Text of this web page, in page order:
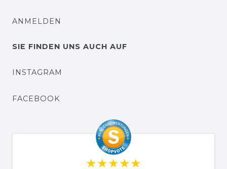
ANMELDEN
SIE FINDEN UNS AUCH AUF
INSTAGRAM
FACEBOOK